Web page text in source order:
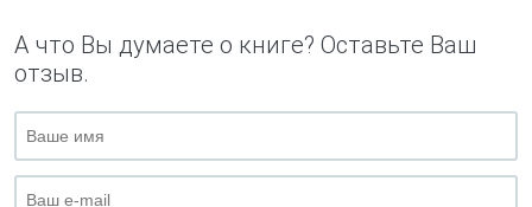
А что Вы думаете о книге? Оставьте Ваш
отзыв.